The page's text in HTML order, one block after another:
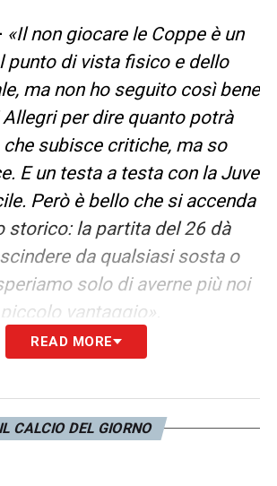
«Il non giocare le Coppe è un
punto di vista fisico e dello
ma non ho seguito così bene
per dire quanto potrà
subisce critiche, ma so
E un testa a testa con la Juve
Però è bello che si accenda
storico: la partita del 26 dà
da qualsiasi sosta o
solo di averne più noi
vantaggio».
–«Ai miei tempi le
con grande piacere un
nel mio primo anno,
READ MORE
IL CALCIO DEL GIORNO